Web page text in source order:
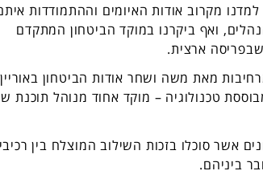
מקרוב אודות האיומים וההתמודדות
ואף ביקרנו במוקד הביטחון המתקדם
ארצית.
מאת משה ושחר אודות הביטחון
טכנולוגיה – מוקד אחוד מנוהל תוכנת
אשר סוכלו בזכות השילוב המוצלח בין
ביניהם.